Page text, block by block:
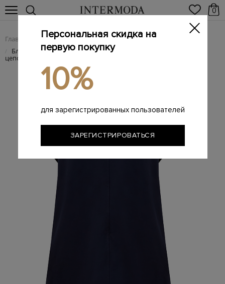
0
Главная Женщинам / Женская одежда / Женские блузы
/ Блуза из струящейся атласной ткани Sablé с ювелирной
цепочкой
Персональная скидка на
первую покупку
10%
для зарегистрированных пользователей
ЗАРЕГИСТРИРОВАТЬСЯ